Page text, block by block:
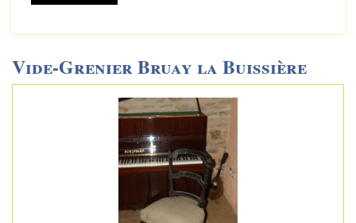
Vide-Grenier Bruay la Buissière